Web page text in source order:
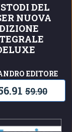
DEL
NUOVA
EDITORE
59.90